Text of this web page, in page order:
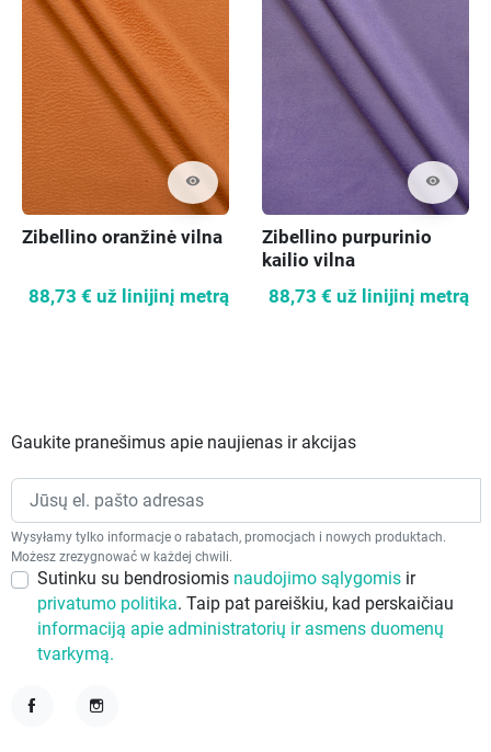
visibility
Zibellino oranžinė vilna
88,73 € už linijinį metrą
visibility
Zibellino purpurinio
kailio vilna
88,73 € už linijinį metrą
Gaukite pranešimus apie naujienas ir akcijas
Wysyłamy tylko informacje o rabatach, promocjach i nowych produktach.
Możesz zrezygnować w każdej chwili.
Sutinku su bendrosiomis naudojimo sąlygomis ir
privatumo politika. Taip pat pareiškiu, kad perskaičiau
informaciją apie administratorių ir asmens duomenų
tvarkymą.